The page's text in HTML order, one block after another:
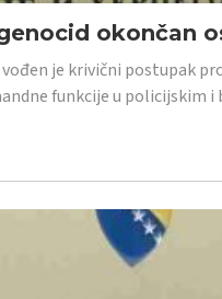
okončan
je krivični postupak
funkcije u policijskim